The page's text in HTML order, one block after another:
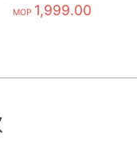
BM
MOP 1,999.00